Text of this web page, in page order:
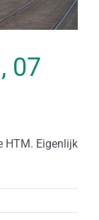
07
HTM. Eigenlijk